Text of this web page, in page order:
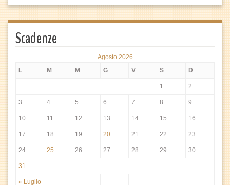
Scadenze
Agosto 2026
L
M M G V S D
« Luglio
1 2
3 4 5 6 7 8 9
10 11 12 13 14 15 16
17 18 19 20 21 22 23
24 25 26 27 28 29 30
31